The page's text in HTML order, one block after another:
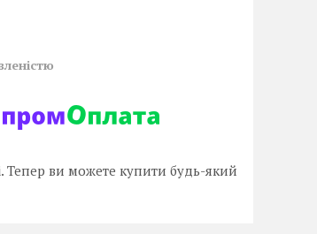
Тепер ви можете купити будь-який